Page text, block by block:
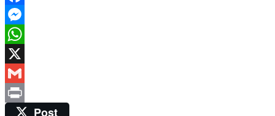
Facebook
Messenger
WhatsApp
X
Gmail
Print
Post